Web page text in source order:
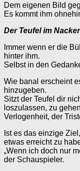
Dem eigenen Bild
Es kommt ihm
Der Teufel im
Immer wenn er die
hinter ihm.
Selbst in den
Wie banal erscheint
hinzugeben.
Sitzt der Teufel dir
loszulassen, zu
Verlogenheit, der
Ist es das einzige
etwas erreicht zu
„Wenn ich doch nur
der Schauspieler.